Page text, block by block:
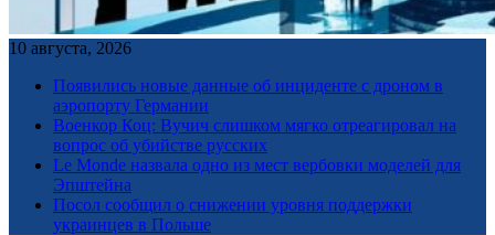
10 августа, 2026
Появились новые данные об инциденте с дроном в
аэропорту Германии
Военкор Коц: Вучич слишком мягко отреагировал на
вопрос об убийстве русских
Le Monde назвала одно из мест вербовки моделей для
Эпштейна
Посол сообщил о снижении уровня поддержки
украинцев в Польше